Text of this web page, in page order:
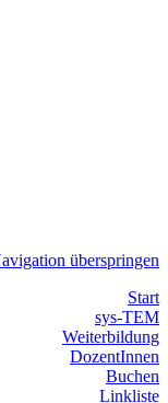
überspringen
Start
sys-TEM
Weiterbildung
DozentInnen
Buchen
Linkliste